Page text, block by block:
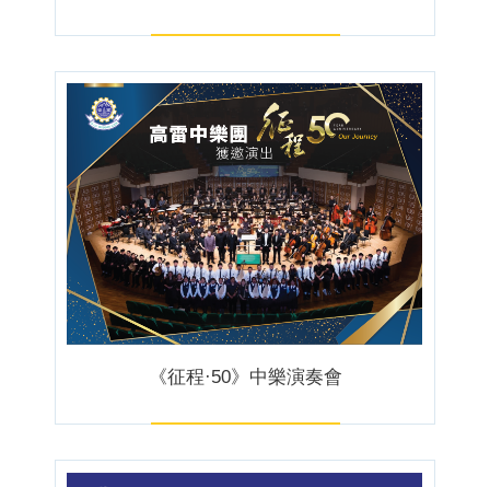
《征程·50》中樂演奏會